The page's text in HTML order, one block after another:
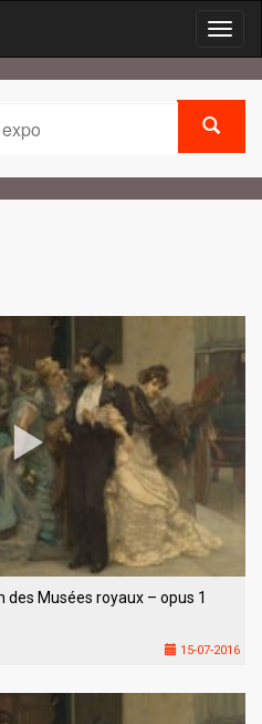
Musées royaux – opus 1
15-07-2016